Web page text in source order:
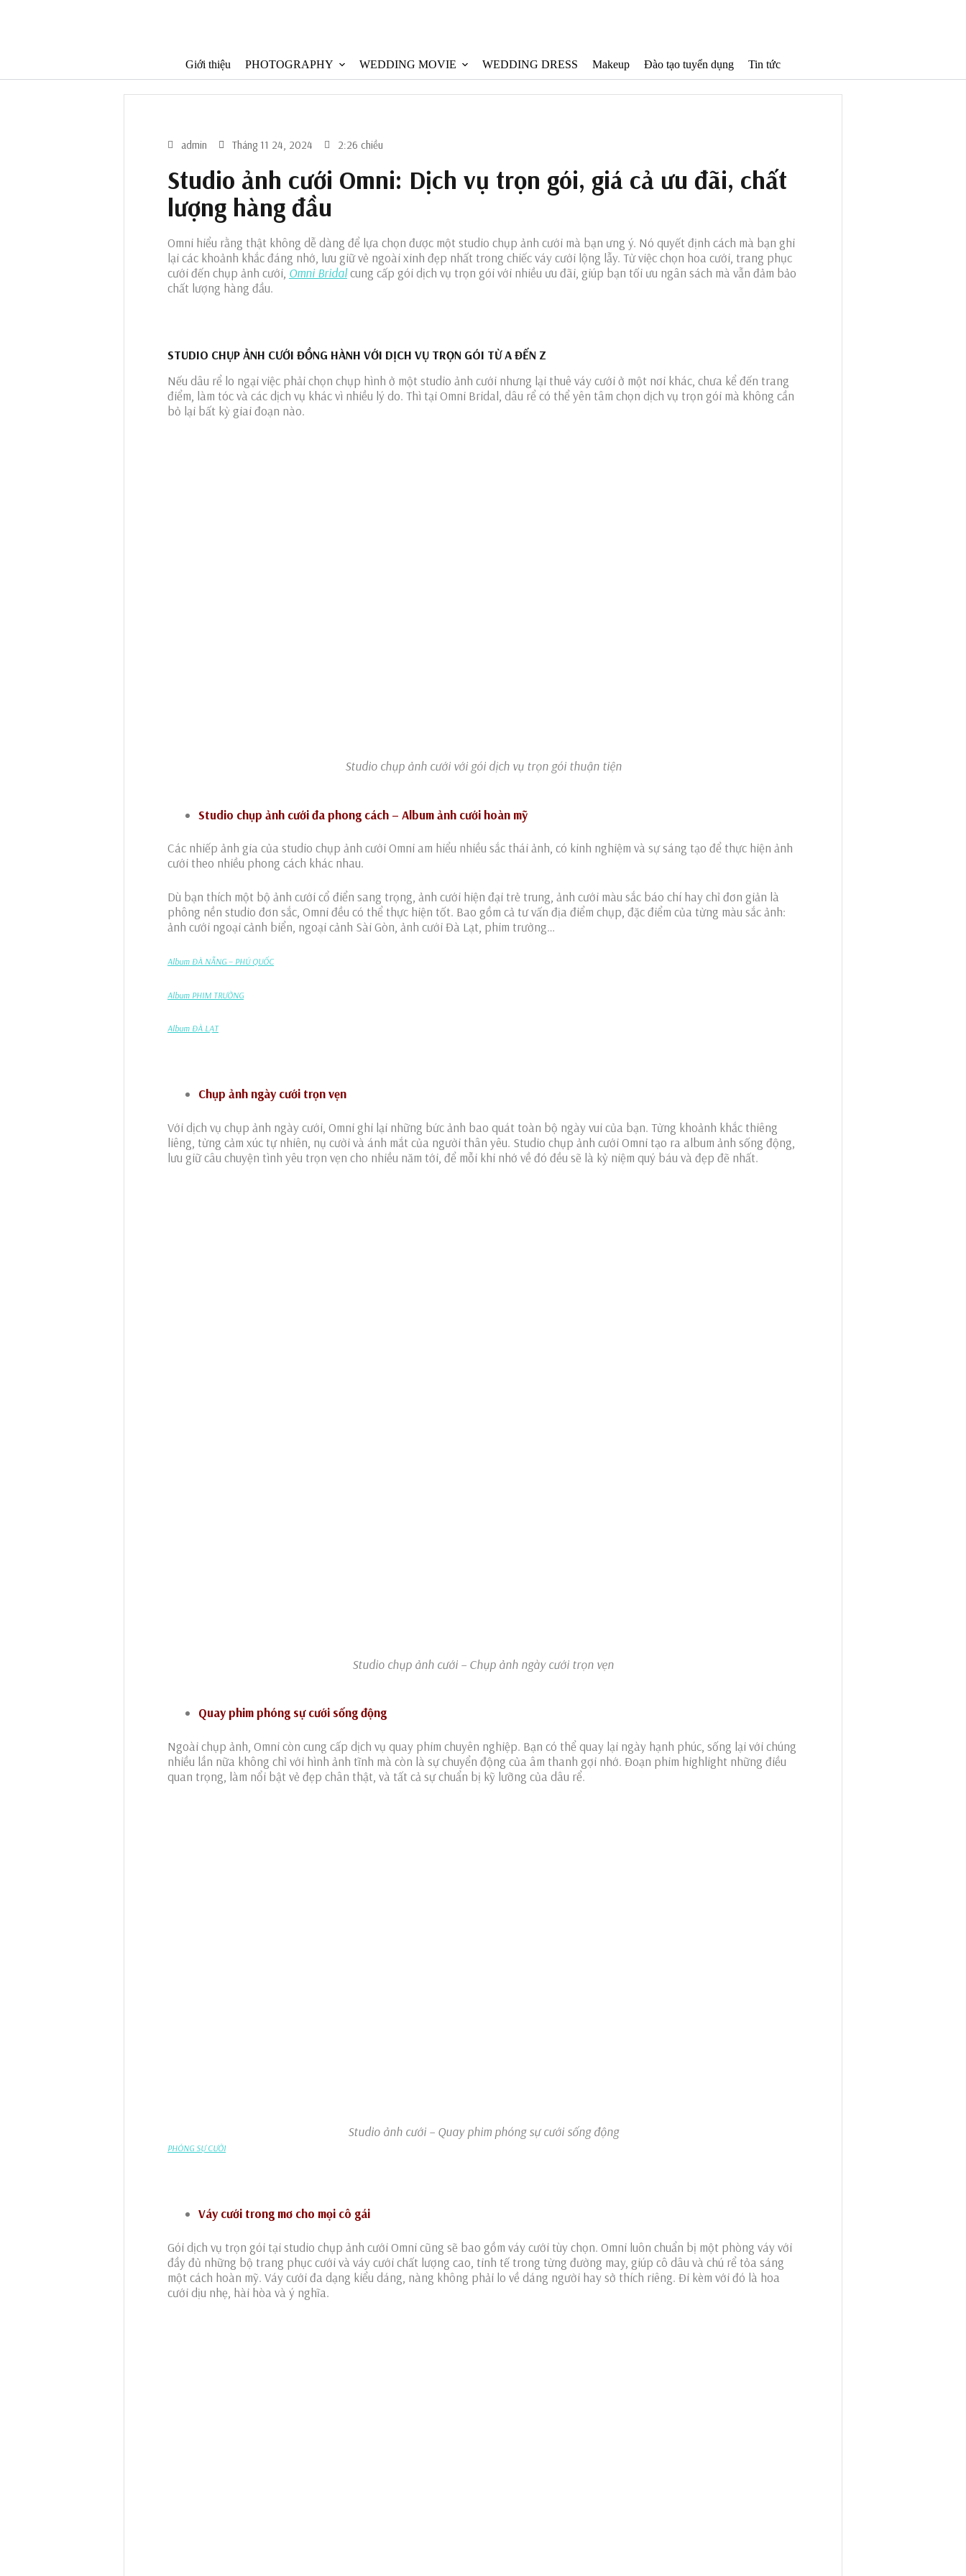
n
Giới thiệu PHOTOGRAPHY WEDDING MOVIE WEDDING DRESS Makeup Đào tạo tuyển dụng Tin tức
admin Tháng 11 24, 2024 2:26 chiều
Studio ảnh cưới Omni: Dịch vụ trọn gói, giá cả ưu đãi, chất
lượng hàng đầu
Omni hiểu rằng thật không dễ dàng để lựa chọn được một studio chụp ảnh cưới mà bạn ưng ý. Nó quyết định cách mà bạn ghi
lại các khoảnh khắc đáng nhớ, lưu giữ vẻ ngoài xinh đẹp nhất trong chiếc váy cưới lộng lẫy. Từ việc chọn hoa cưới, trang phục
cưới đến chụp ảnh cưới, Omni Bridalcung cấp gói dịch vụ trọn gói với nhiều ưu đãi, giúp bạn tối ưu ngân sách mà vẫn đảm bảo
chất lượng hàng đầu.
STUDIO CHỤP ẢNH CƯỚI ĐỒNG HÀNH VỚI DỊCH VỤ TRỌN GÓI TỪ A ĐẾN Z
Nếu dâu rể lo ngại việc phải chọn chụp hình ở một studio ảnh cưới nhưng lại thuê váy cưới ở một nơi khác, chưa kể đến trang
điểm, làm tóc và các dịch vụ khác vì nhiều lý do. Thì tại Omni Bridal, dâu rể có thể yên tâm chọn dịch vụ trọn gói mà không cần
bỏ lại bất kỳ giai đoạn nào.
Studio chụp ảnh cưới với gói dịch vụ trọn gói thuận tiện
Studio chụp ảnh cưới đa phong cách – Album ảnh cưới hoàn mỹ
Các nhiếp ảnh gia của studio chụp ảnh cưới Omni am hiểu nhiều sắc thái ảnh, có kinh nghiệm và sự sáng tạo để thực hiện ảnh
cưới theo nhiều phong cách khác nhau.
Dù bạn thích một bộ ảnh cưới cổ điển sang trọng, ảnh cưới hiện đại trẻ trung, ảnh cưới màu sắc báo chí hay chỉ đơn giản là
phông nền studio đơn sắc, Omni đều có thể thực hiện tốt. Bao gồm cả tư vấn địa điểm chụp, đặc điểm của từng màu sắc ảnh:
ảnh cưới ngoại cảnh biển, ngoại cảnh Sài Gòn, ảnh cưới Đà Lạt, phim trường…
Album ĐÀ NẴNG – PHÚ QUỐC
Album PHIM TRƯỜNG
Album ĐÀ LẠT
Chụp ảnh ngày cưới trọn vẹn
Với dịch vụ chụp ảnh ngày cưới, Omni ghi lại những bức ảnh bao quát toàn bộ ngày vui của bạn. Từng khoảnh khắc thiêng
liêng, từng cảm xúc tự nhiên, nụ cười và ánh mắt của người thân yêu. Studio chụp ảnh cưới Omni tạo ra album ảnh sống động,
lưu giữ câu chuyện tình yêu trọn vẹn cho nhiều năm tới, để mỗi khi nhớ về đó đều sẽ là kỷ niệm quý báu và đẹp đẽ nhất.
Studio chụp ảnh cưới – Chụp ảnh ngày cưới trọn vẹn
Quay phim phóng sự cưới sống động
Ngoài chụp ảnh, Omni còn cung cấp dịch vụ quay phim chuyên nghiệp. Bạn có thể quay lại ngày hạnh phúc, sống lại với chúng
nhiều lần nữa không chỉ với hình ảnh tĩnh mà còn là sự chuyển động của âm thanh gợi nhớ. Đoạn phim highlight những điều
quan trọng, làm nổi bật vẻ đẹp chân thật, và tất cả sự chuẩn bị kỹ lưỡng của dâu rể.
Studio ảnh cưới – Quay phim phóng sự cưới sống động
PHÓNG SỰ CƯỚI
Váy cưới trong mơ cho mọi cô gái
Gói dịch vụ trọn gói tại studio chụp ảnh cưới Omni cũng sẽ bao gồm váy cưới tùy chọn. Omni luôn chuẩn bị một phòng váy với
đầy đủ những bộ trang phục cưới và váy cưới chất lượng cao, tinh tế trong từng đường may, giúp cô dâu và chú rể tỏa sáng
một cách hoàn mỹ. Váy cưới đa dạng kiểu dáng, nàng không phải lo về dáng người hay sở thích riêng. Đi kèm với đó là hoa
cưới dịu nhẹ, hài hòa và ý nghĩa.